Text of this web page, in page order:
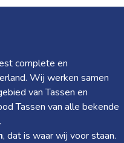
complete en
Wij werken samen
van Tassen en
Tassen van alle bekende
, dat is waar wij voor staan.